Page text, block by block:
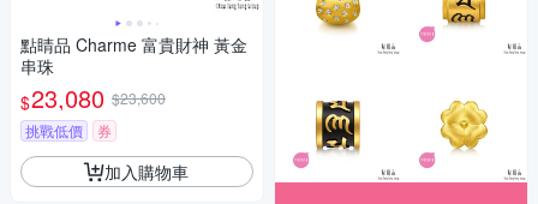
點睛品 Charme 富貴財神 黃金
串珠
$23,080 $23,600
挑戰低價
券
加入購物車